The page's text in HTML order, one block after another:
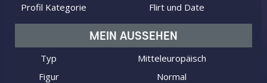
Profil Kategorie
Flirt und Date
MEIN AUSSEHEN
Typ
Mitteleuropäisch
Figur
Normal